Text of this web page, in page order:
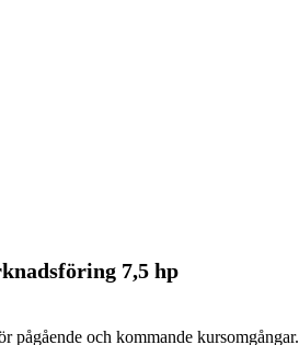
7,5 hp
pågående och kommande kursomgångar.